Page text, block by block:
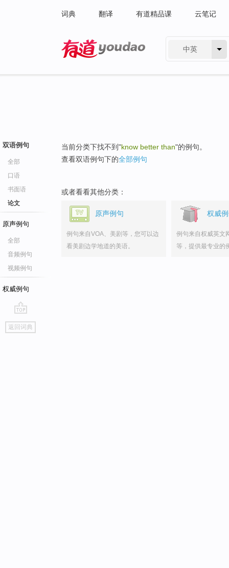
词典 翻译 有道精品课 云笔记
中英
双语例句
全部
口语
书面语
论文
原声例句
全部
音频例句
视频例句
权威例句
go
top
返回词典
当前分类下找不到"know better than"的例句。
查看双语例句下的全部例句
或者看看其他分类：
原声例句
例句来自VOA、美剧等，您可以边
看美剧边学地道的美语。
权威
例句来自权威英文
等，提供最专业的